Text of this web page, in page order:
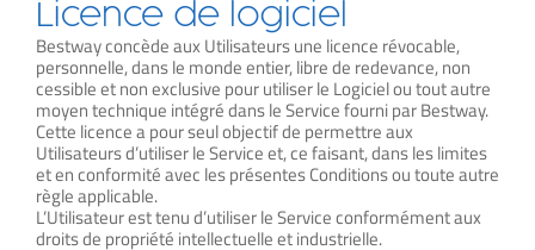
Licence de logiciel
Bestway concède aux Utilisateurs une licence révocable,
personnelle, dans le monde entier, libre de redevance, non
cessible et non exclusive pour utiliser le Logiciel ou tout autre
moyen technique intégré dans le Service fourni par Bestway.
Cette licence a pour seul objectif de permettre aux
Utilisateurs d’utiliser le Service et, ce faisant, dans les limites
et en conformité avec les présentes Conditions ou toute autre
règle applicable.
L’Utilisateur est tenu d’utiliser le Service conformément aux
droits de propriété intellectuelle et industrielle.